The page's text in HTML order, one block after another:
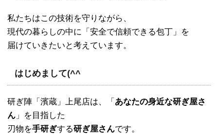
私たちはこの技術を守りながら、
現代の暮らしの中に「安全で信頼できる包丁」を
届けていきたいと考えています。
はじめまして(^^ゞ
研ぎ陣「濱蔵」上尾店は、「 あなたの身近な研ぎ屋さ
ん 」を目指した
刃物を手研ぎする研ぎ屋さんです。